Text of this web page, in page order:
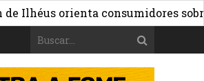
orienta consumidores sobre os